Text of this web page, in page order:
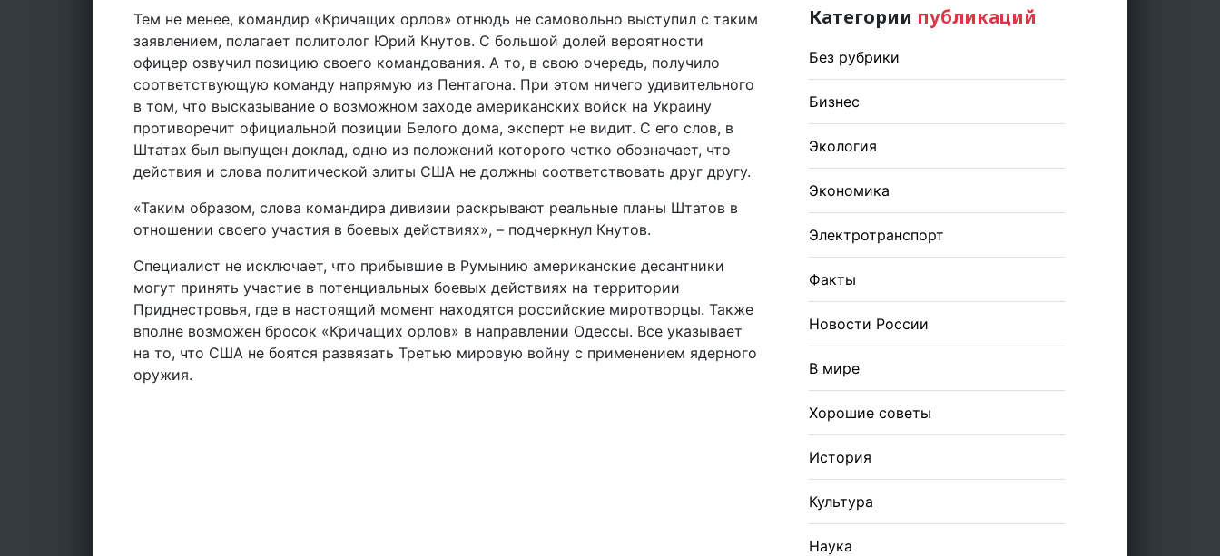
Тем не менее, командир «Кричащих орлов» отнюдь не самовольно выступил с таким
заявлением, полагает политолог Юрий Кнутов. С большой долей вероятности
офицер озвучил позицию своего командования. А то, в свою очередь, получило
соответствующую команду напрямую из Пентагона. При этом ничего удивительного
в том, что высказывание о возможном заходе американских войск на Украину
противоречит официальной позиции Белого дома, эксперт не видит. С его слов, в
Штатах был выпущен доклад, одно из положений которого четко обозначает, что
действия и слова политической элиты США не должны соответствовать друг другу.
«Таким образом, слова командира дивизии раскрывают реальные планы Штатов в
отношении своего участия в боевых действиях», – подчеркнул Кнутов.
Специалист не исключает, что прибывшие в Румынию американские десантники
могут принять участие в потенциальных боевых действиях на территории
Приднестровья, где в настоящий момент находятся российские миротворцы. Также
вполне возможен бросок «Кричащих орлов» в направлении Одессы. Все указывает
на то, что США не боятся развязать Третью мировую войну с применением ядерного
оружия.
Категории публикаций
Без рубрики
Бизнес
Экология
Экономика
Электротранспорт
Факты
Новости России
В мире
Хорошие советы
История
Культура
Наука